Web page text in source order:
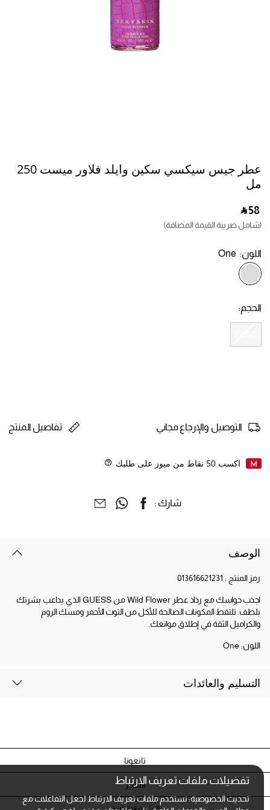
تفضيلات ملفات تعريف الارتباط
تحديث الخصوصية: نستخدم ملفات تعريف الارتباط لجعل التفاعلات مع
عطر جيس سيكسي سكين وايلد فلاور ميست 250
مل
‎ ⃁ ⁦58⁩ ‎
(شامل ضريبة القيمة المضافة)
اللون:One
الحجم:
التوصيل والإرجاع مجاني تفاصيل المنتج
اكسب50نقاط من ميوز على طلبك
شارك :
الوصف
رمز المنتج : 013616621231
اجذب حواسك مع رذاذ عطر Wild Flower من GUESS الذي يداعب بشرتك
بلطف. تلتقط المكونات الصالحة للأكل من التوت الأحمر ومسك الروم
والكراميل الثقة في إطلاق موانعك.
اللون:One
التسليم والعائدات
تابعونا
المتاجر